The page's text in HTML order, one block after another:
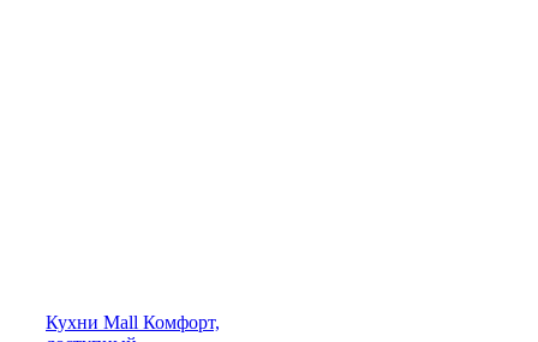
Кухни Mall Комфорт,